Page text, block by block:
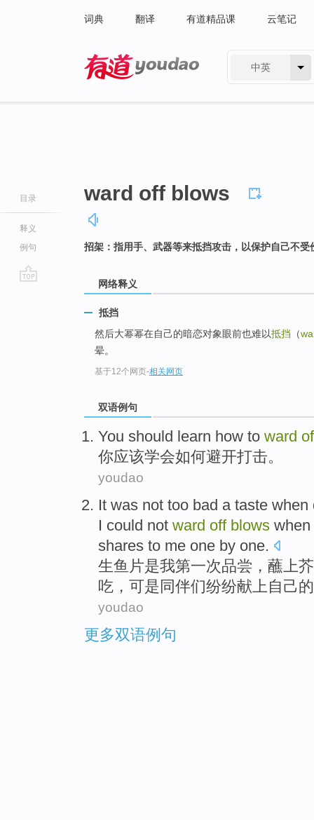
词典 翻译 有道精品课 云笔记
中英
目录
释义
例句
ward off blows
招架：指用手、武器等来抵挡攻击，以保护自己不受
网络释义
抵挡
然后大幂幂在自己的暗恋对象眼前也难以抵挡 （
晕。
基于12个网页-相关网页
双语例句
You should learn how to ward
你应该学会如何避开打击。
youdao
It was not too bad a taste when
I could not ward off blows when
shares to me one by one.
生鱼片是我第一次品尝 ， 蘸上
吃， 可是 同伴们纷纷献上自己的
youdao
更多双语例句